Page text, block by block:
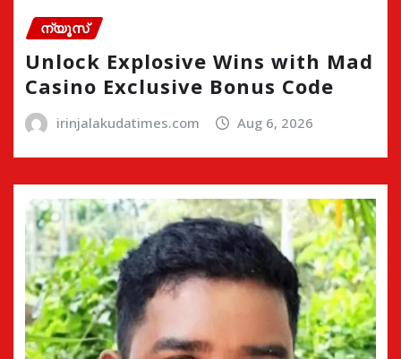
ന്യൂസ്
Unlock Explosive Wins with Mad
Casino Exclusive Bonus Code
irinjalakudatimes.com Aug 6, 2026